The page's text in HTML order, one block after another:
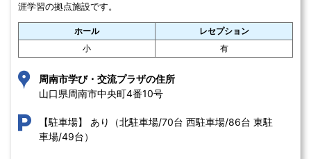
涯学習の拠点施設です。
ホール
レセプション
小
有
周南市学び・交流プラザの住所
山口県周南市中央町4番10号
【駐車場】
あり（北駐車場/70台 西駐車場/86台 東駐
車場/49台）